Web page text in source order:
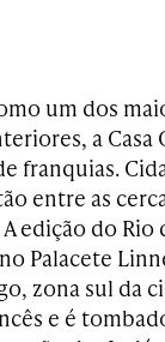
um dos
a Casa
franquias.
entre as
edição do Rio
Palacete
zona sul da
e é